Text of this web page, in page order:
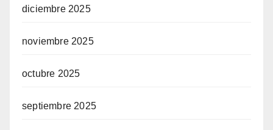
diciembre 2025
noviembre 2025
octubre 2025
septiembre 2025